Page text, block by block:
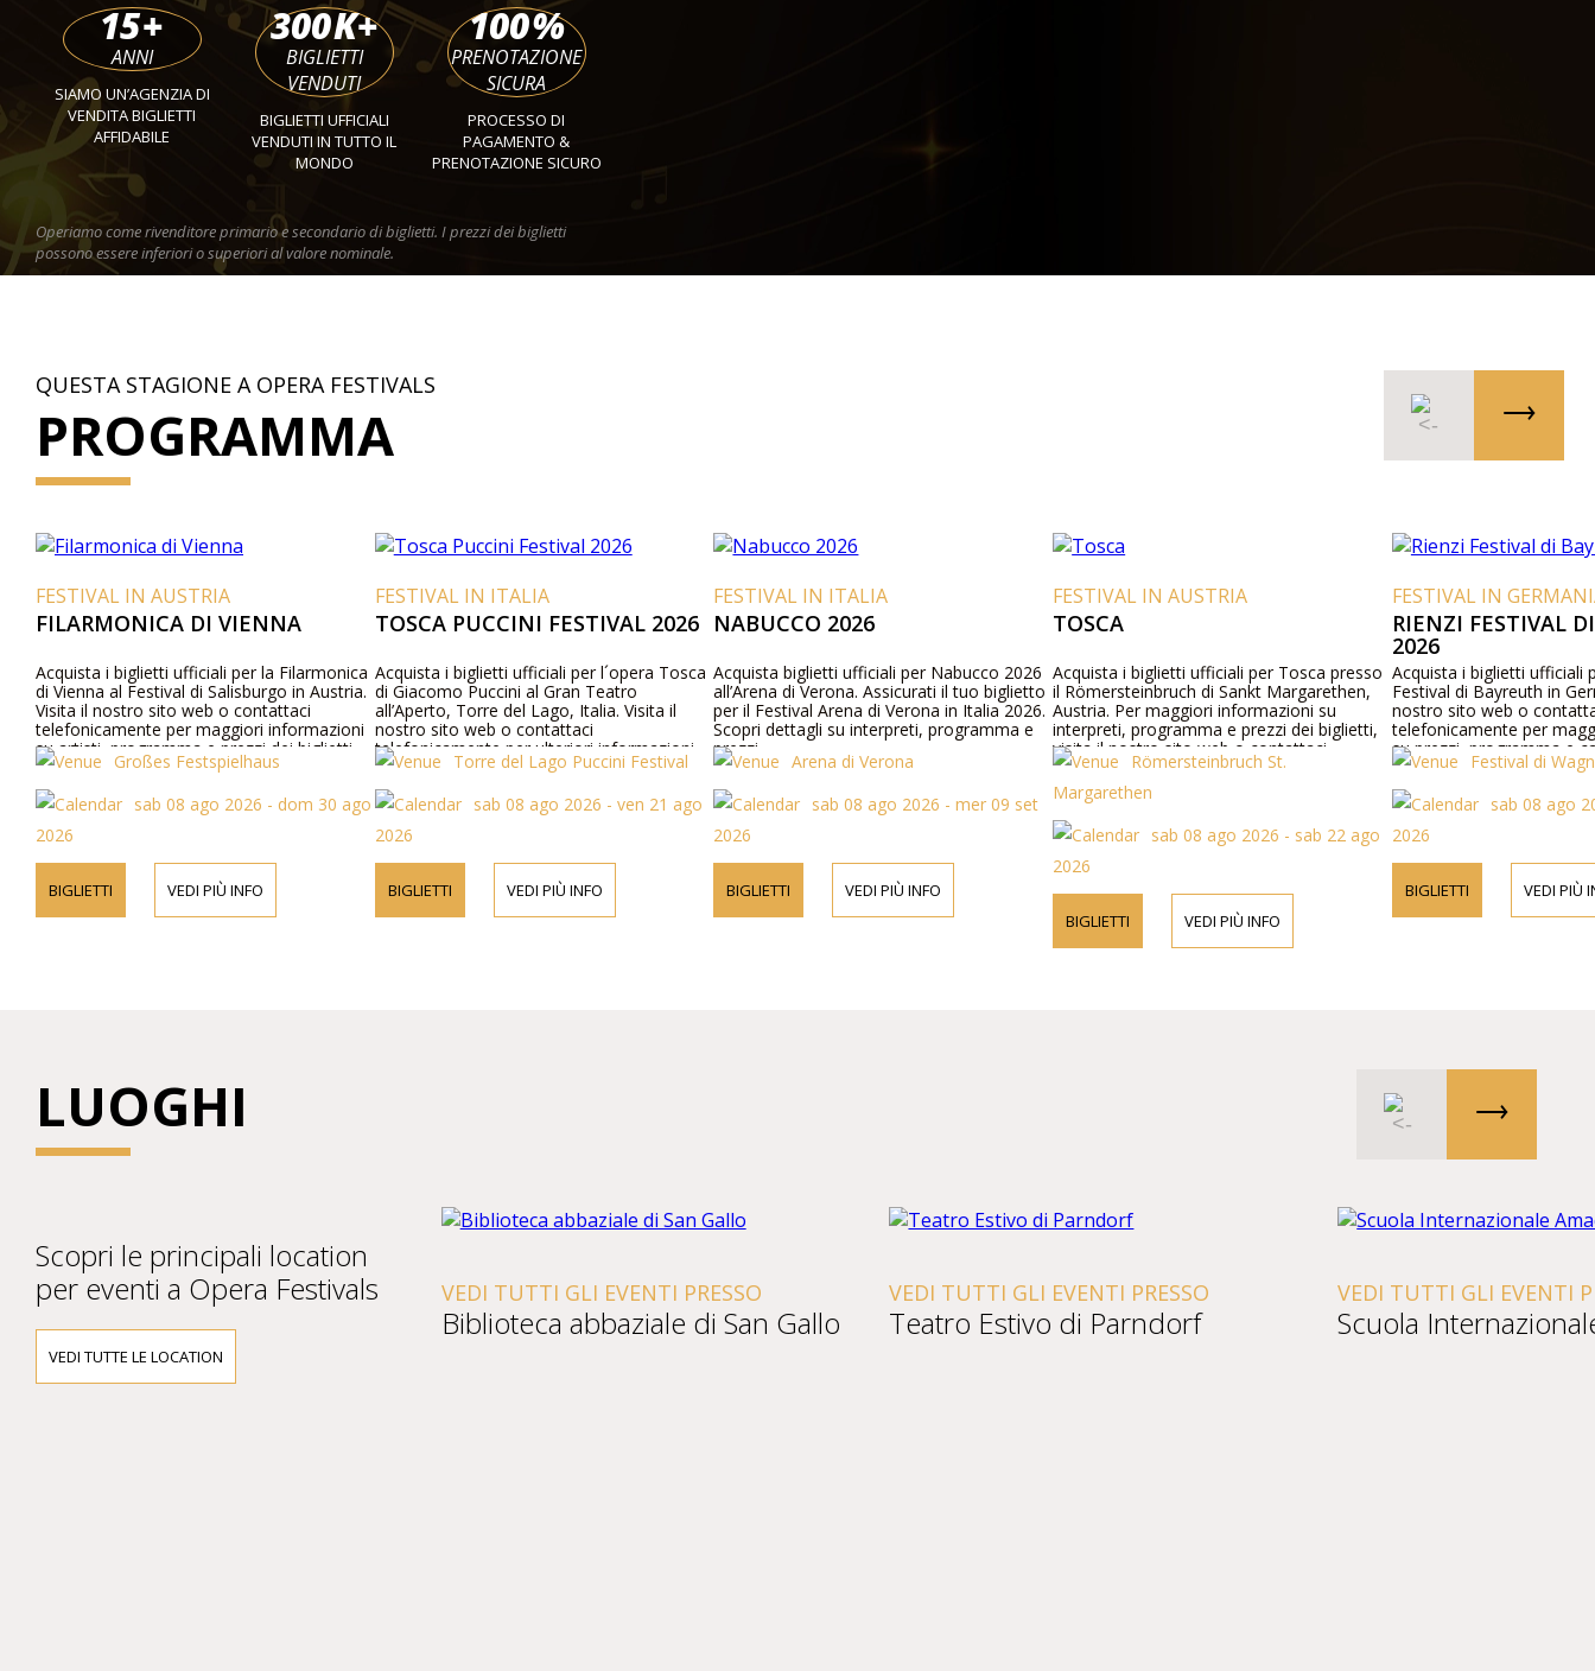
15+
ANNI
SIAMO UN’AGENZIA DI
VENDITA BIGLIETTI
AFFIDABILE
300K+
BIGLIETTI
VENDUTI
BIGLIETTI UFFICIALI
VENDUTI IN TUTTO IL
MONDO
100%
PRENOTAZIONE
SICURA
PROCESSO DI
PAGAMENTO &
PRENOTAZIONE SICURO
Operiamo come rivenditore primario e secondario di biglietti. I prezzi dei biglietti
possono essere inferiori o superiori al valore nominale.
QUESTA STAGIONE A OPERA FESTIVALS
PROGRAMMA
FESTIVAL IN AUSTRIA
FILARMONICA DI VIENNA
Acquista i biglietti ufficiali per la Filarmonica
di Vienna al Festival di Salisburgo in Austria.
Visita il nostro sito web o contattaci
telefonicamente per maggiori informazioni
su artisti, programma e prezzi dei biglietti.
Großes Festspielhaus
sab 08 ago 2026 - dom 30 ago
2026
BIGLIETTI VEDI PIÙ INFO
FESTIVAL IN ITALIA
TOSCA PUCCINI FESTIVAL 2026
Acquista i biglietti ufficiali per l´opera Tosca
di Giacomo Puccini al Gran Teatro
all’Aperto, Torre del Lago, Italia. Visita il
nostro sito web o contattaci
telefonicamente per ulteriori informazioni
su artisti, dettagli del programma e prezzi
dei biglietti.
Torre del Lago Puccini Festival
sab 08 ago 2026 - ven 21 ago
2026
BIGLIETTI VEDI PIÙ INFO
FESTIVAL IN ITALIA
NABUCCO 2026
Acquista biglietti ufficiali per Nabucco 2026
all’Arena di Verona. Assicurati il tuo biglietto
per il Festival Arena di Verona in Italia 2026.
Scopri dettagli su interpreti, programma e
prezzi.
Arena di Verona
sab 08 ago 2026 - mer 09 set
2026
BIGLIETTI VEDI PIÙ INFO
FESTIVAL IN AUSTRIA
TOSCA
Acquista i biglietti ufficiali per Tosca presso
il Römersteinbruch di Sankt Margarethen,
Austria. Per maggiori informazioni su
interpreti, programma e prezzi dei biglietti,
visita il nostro sito web o contattaci
telefonicamente.Römersteinbruch St.
Margarethen
sab 08 ago 2026 - sab 22 ago
2026
BIGLIETTI VEDI PIÙ INFO
FESTIVAL IN
RIENZI FESTIVAL
2026
Acquista i biglietti ufficiali
Festival di Bayreuth in
nostro sito web o
telefonicamente per
su prezzi, programma e
Festival di
sab 08 ago
2026
BIGLIETTI VEDI PIÙ
LUOGHI
Scopri le principali location
per eventi a Opera Festivals
VEDI TUTTE LE LOCATION
VEDI TUTTI GLI EVENTI PRESSO
Biblioteca abbaziale di San Gallo
VEDI TUTTI GLI EVENTI PRESSO
Teatro Estivo di Parndorf
VEDI TUTTI GLI EVENTI
Scuola